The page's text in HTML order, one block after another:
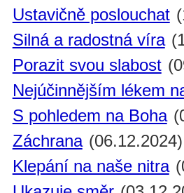
Ustavičně poslouchat
Silná a radostná víra
Porazit svou slabost
Nejúčinnějším lékem
S pohledem na Boha
Záchrana (06.12.2024)
Klepání na naše nitra